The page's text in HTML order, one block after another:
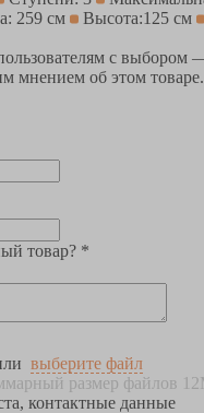
259 см Высота:125 см
с выбором
мнением об этом товаре.
товар? *
выберите файл
размер файлов
контактные данные